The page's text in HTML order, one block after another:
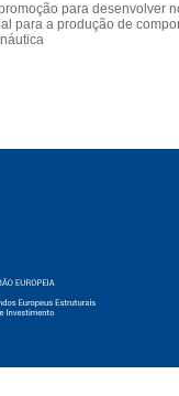
para desenvolver
para a produção de